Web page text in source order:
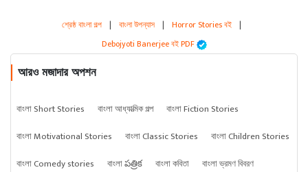
শ্রেষ্ঠ বাংলা গল্প | বাংলা উপন্যাস | Horror Stories বই |
Debojyoti Banerjee বই PDF
আরও মজাদার অপশন
বাংলা Short Stories বাংলা আধ্যাত্মিক গল্প
বাংলা Fiction Stories
বাংলা Motivational Stories
বাংলা Classic Stories
বাংলা Children Stories
বাংলা Comedy stories
বাংলা పత్రిక বাংলা কবিতা
বাংলা ভ্রমণ বিবরণ